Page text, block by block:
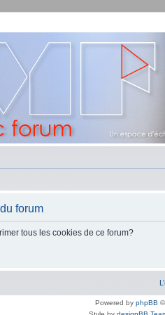
forum
tous les cookies de ce forum?
Powered by phpBB